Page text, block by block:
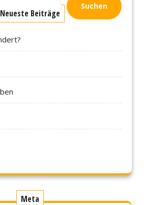
Suchen
Neueste Beiträge
Meta